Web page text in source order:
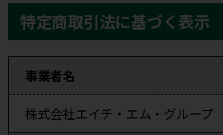
特定商取引法に基づく表示
事業者名
株式会社エイチ・エム・グループ